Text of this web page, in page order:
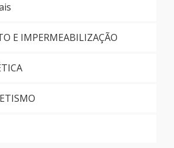
E IMPERMEABILIZAÇÃO